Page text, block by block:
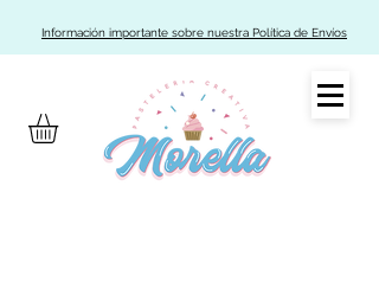
Información importante sobre nuestra Política de Envíos